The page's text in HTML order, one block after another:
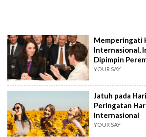
Memperingati
Internasional,
Dipimpin
YOUR SAY
Jatuh pada
Peringatan
Internasional
YOUR SAY